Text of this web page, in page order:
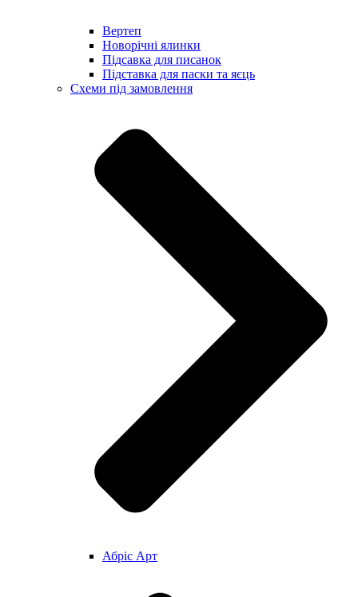
Вертеп
Новорічні ялинки
Підсавка для писанок
Підставка для паски та яєць
Схеми під замовлення
Абріс Арт